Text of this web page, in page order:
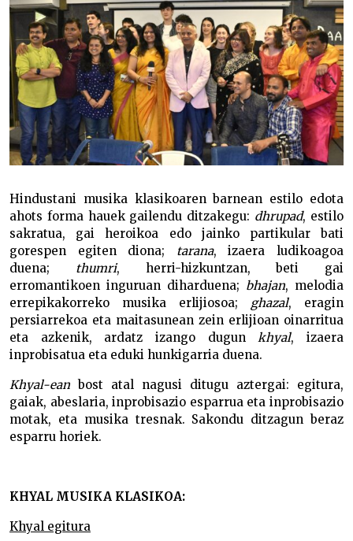
Hindustani musika klasikoaren barnean estilo edota
ahots forma hauek gailendu ditzakegu: dhrupad, estilo
sakratua, gai heroikoa edo jainko partikular bati
gorespen egiten diona; tarana, izaera ludikoagoa
duena; thumri, herri-hizkuntzan, beti gai
erromantikoen inguruan diharduena; bhajan, melodia
errepikakorreko musika erlijiosoa; ghazal, eragin
persiarrekoa eta maitasunean zein erlijioan oinarritua
eta azkenik, ardatz izango dugunkhyal, izaera
inprobisatua eta eduki hunkigarria duena.
Khyal-eanbost atal nagusi ditugu aztergai: egitura,
gaiak, abeslaria, inprobisazio esparrua eta inprobisazio
motak, eta musika tresnak. Sakondu ditzagun beraz
esparru horiek.
KHYAL MUSIKA KLASIKOA:
Khyal egitura